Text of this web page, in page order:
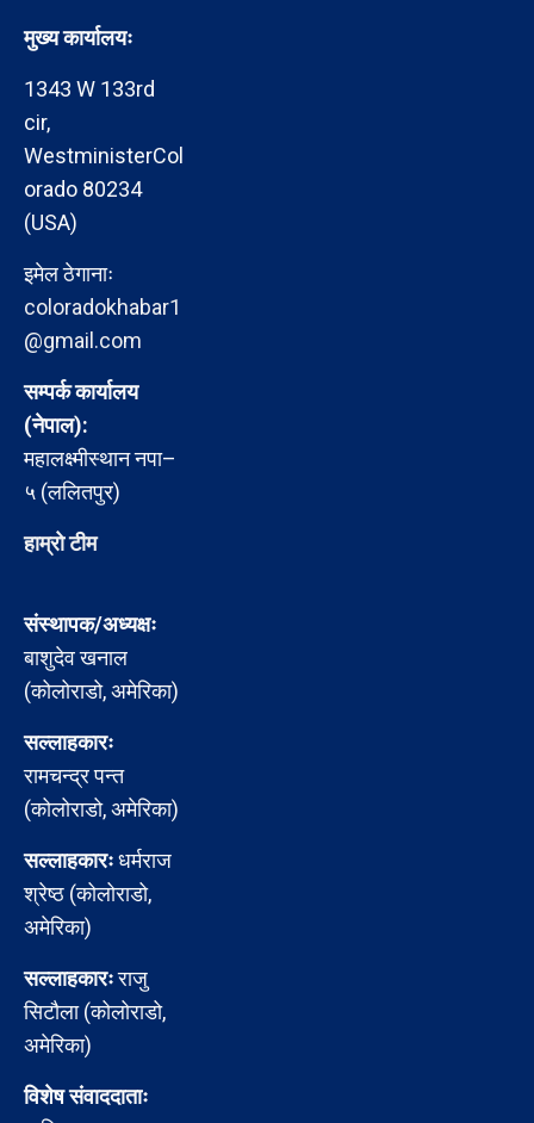
मुख्य कार्यालयः
1343 W 133rd
cir,
WestministerCol
orado 80234
(USA)
इमेल ठेगानाः
coloradokhabar1
@gmail.com
सम्पर्क कार्यालय
(नेपाल):
महालक्ष्मीस्थान नपा–
५ (ललितपुर)
हाम्रो टीम
संस्थापक/अध्यक्षः
बाशुदेव खनाल
(कोलोराडो, अमेरिका)
सल्लाहकारः
रामचन्द्र पन्त
(कोलोराडो, अमेरिका)
सल्लाहकारःधर्मराज
श्रेष्ठ (कोलोराडो,
अमेरिका)
सल्लाहकारःराजु
सिटौला (कोलोराडो,
अमेरिका)
विशेष संवाददाताः